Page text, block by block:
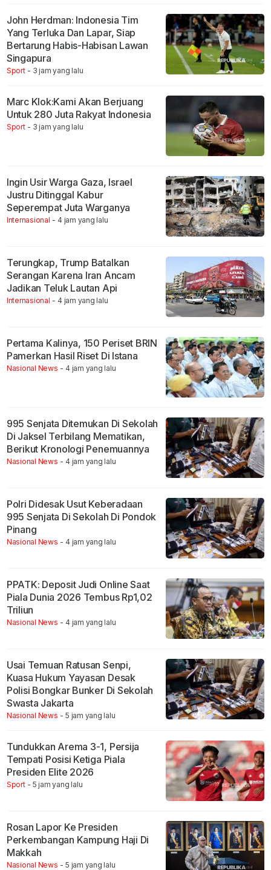
John Herdman: Indonesia Tim
Yang Terluka Dan Lapar, Siap
Bertarung Habis-Habisan Lawan
Singapura
Sport - 3 jam yang lalu
Marc Klok:Kami Akan Berjuang
Untuk 280 Juta Rakyat Indonesia
Sport - 3 jam yang lalu
Ingin Usir Warga Gaza, Israel
Justru Ditinggal Kabur
Seperempat Juta Warganya
Internasional - 4 jam yang lalu
Terungkap, Trump Batalkan
Serangan Karena Iran Ancam
Jadikan Teluk Lautan Api
Internasional - 4 jam yang lalu
Pertama Kalinya, 150 Periset BRIN
Pamerkan Hasil Riset Di Istana
Nasional News - 4 jam yang lalu
995 Senjata Ditemukan Di Sekolah
Di Jaksel Terbilang Mematikan,
Berikut Kronologi Penemuannya
Nasional News - 4 jam yang lalu
Polri Didesak Usut Keberadaan
995 Senjata Di Sekolah Di Pondok
Pinang
Nasional News - 4 jam yang lalu
PPATK: Deposit Judi Online Saat
Piala Dunia 2026 Tembus Rp1,02
Triliun
Nasional News - 4 jam yang lalu
Usai Temuan Ratusan Senpi,
Kuasa Hukum Yayasan Desak
Polisi Bongkar Bunker Di Sekolah
Swasta Jakarta
Nasional News - 5 jam yang lalu
Tundukkan Arema 3-1, Persija
Tempati Posisi Ketiga Piala
Presiden Elite 2026
Sport - 5 jam yang lalu
Rosan Lapor Ke Presiden
Perkembangan Kampung Haji Di
Makkah
Nasional News - 5 jam yang lalu